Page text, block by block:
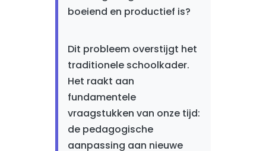
boeiend en productief is?
Dit probleem overstijgt het
traditionele schoolkader.
Het raakt aan
fundamentele
vraagstukken van onze tijd:
de pedagogische
aanpassing aan nieuwe